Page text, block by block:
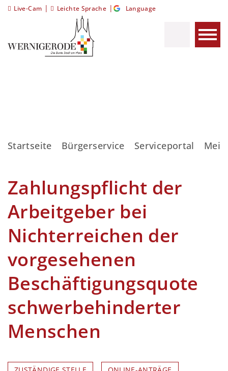
Live-Cam | Leichte Sprache | Language
Startseite Bürgerservice Serviceportal
Zahlungspflicht der
Arbeitgeber bei
Nichterreichen der
vorgesehenen
Beschäftigungsquote
schwerbehinderter
Menschen